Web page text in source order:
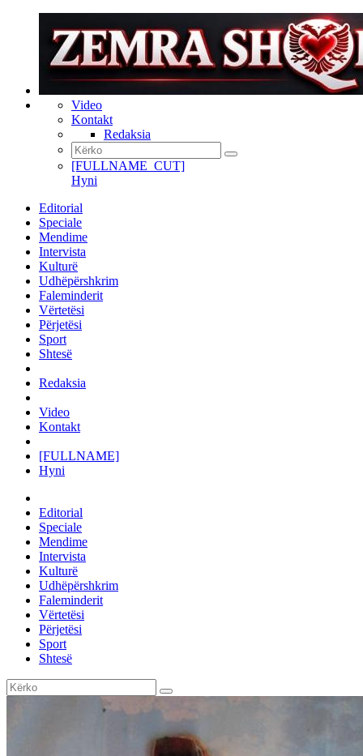
Video
Kontakt
Redaksia
[FULLNAME_CUT]
Hyni
Editorial
Speciale
Mendime
Intervista
Kulturë
Udhëpërshkrim
Faleminderit
Vërtetësi
Përjetësi
Sport
Shtesë
Redaksia
Video
Kontakt
[FULLNAME]
Hyni
Editorial
Speciale
Mendime
Intervista
Kulturë
Udhëpërshkrim
Faleminderit
Vërtetësi
Përjetësi
Sport
Shtesë